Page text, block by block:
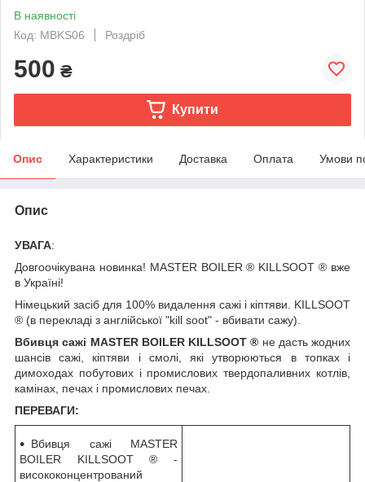
В наявності
Код: MBKS06
Роздріб
500 ₴
Купити
Опис Характеристики Доставка Оплата Умови
Опис
УВАГА:
Довгоочікувана новинка! MASTER BOILER ® KILLSOOT ® вже
в Україні!
Німецький засіб для 100% видалення сажі і кіптяви. KILLSOOT
® (в перекладі з англійської "kill soot" - вбивати сажу).
Вбивця сажі MASTER BOILER KILLSOOT ® не дасть жодних
шансів сажі, кіптяви і смолі, які утворюються в топках і
димоходах побутових і промислових твердопаливних котлів,
камінах, печах і промислових печах.
ПЕРЕВАГИ:
Вбивця сажі MASTER
BOILER KILLSOOT ® -
висококонцентрований